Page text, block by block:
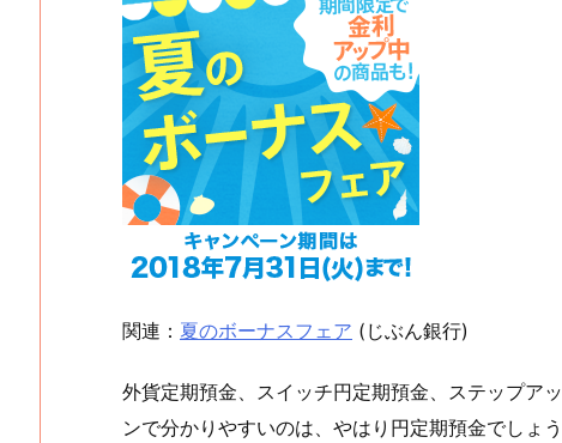
関連： 夏のボーナスフェア (じぶん銀行)
外貨定期預金、スイッチ円定期預金、ステップア
ンで分かりやすいのは、やはり円定期預金でしょう